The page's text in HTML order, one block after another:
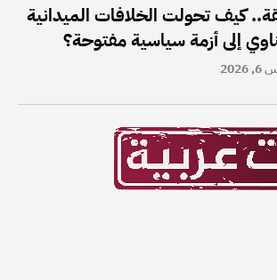
كيف تحولت الخلافات الميدانية
إلى أزمة سياسية مفتوحة؟